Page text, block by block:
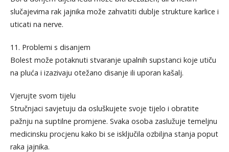
slučajevima rak jajnika može zahvatiti dublje strukture karlice i
uticati na nerve.
11. Problemi s disanjem
Bolest može potaknuti stvaranje upalnih supstanci koje utiču
na pluća i izazivaju otežano disanje ili uporan kašalj.
Vjerujte svom tijelu
Stručnjaci savjetuju da osluškujete svoje tijelo i obratite
pažnju na suptilne promjene. Svaka osoba zaslužuje temeljnu
medicinsku procjenu kako bi se isključila ozbiljna stanja poput
raka jajnika.